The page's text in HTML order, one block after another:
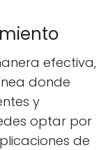
efectiva,
donde
y
optar por
de